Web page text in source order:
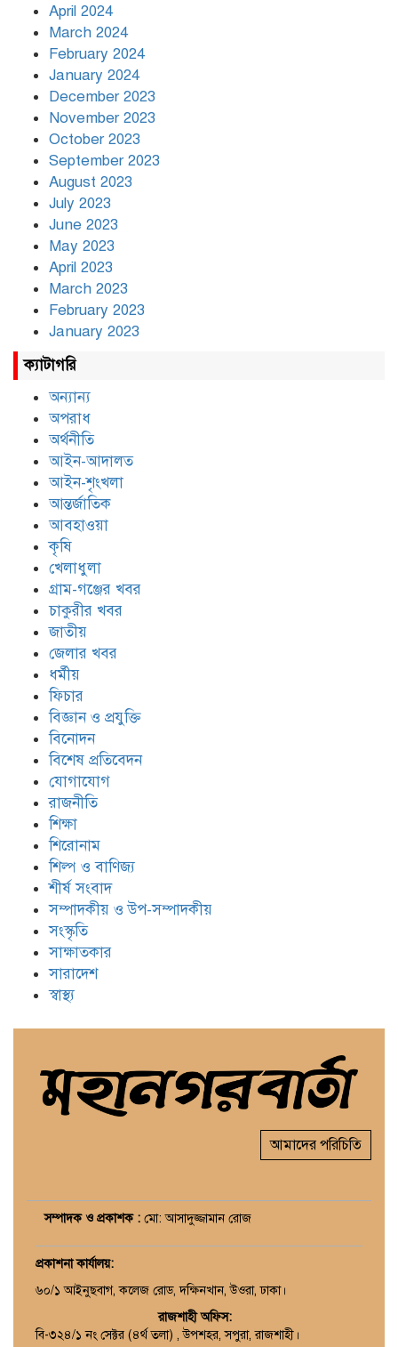
April 2024
March 2024
February 2024
January 2024
December 2023
November 2023
October 2023
September 2023
August 2023
July 2023
June 2023
May 2023
April 2023
March 2023
February 2023
January 2023
ক্যাটাগরি
অন্যান্য
অপরাধ
অর্থনীতি
আইন-আদালত
আইন-শৃংখলা
আন্তর্জাতিক
আবহাওয়া
কৃষি
খেলাধুলা
গ্রাম-গঞ্জের খবর
চাকুরীর খবর
জাতীয়
জেলার খবর
ধর্মীয়
ফিচার
বিজ্ঞান ও প্রযুক্তি
বিনোদন
বিশেষ প্রতিবেদন
যোগাযোগ
রাজনীতি
শিক্ষা
শিরোনাম
শিল্প ও বাণিজ্য
শীর্ষ সংবাদ
সম্পাদকীয় ও উপ-সম্পাদকীয়
সংস্কৃতি
সাক্ষাতকার
সারাদেশ
স্বাস্থ্য
আমাদের পরিচিতি
সম্পাদক ও প্রকাশক : মো: আসাদুজ্জামান রোজ
প্রকাশনা কার্যালয়:
৬০/১ আইনুছবাগ, কলেজ রোড, দক্ষিনখান, উওরা, ঢাকা।
রাজশাহী অফিস:
বি-৩২৪/১ নং সেক্টর (৪র্থ তলা) , উপশহর, সপুরা, রাজশাহী।